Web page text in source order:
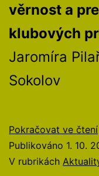
věrnost a
klubových
Jaromíra
Sokolov
Pokračovat ve čtení
Publikováno 1. 10.
V rubrikách